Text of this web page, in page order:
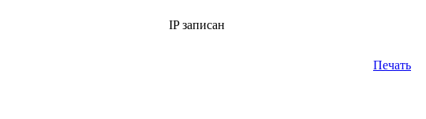
IP записан
Печать